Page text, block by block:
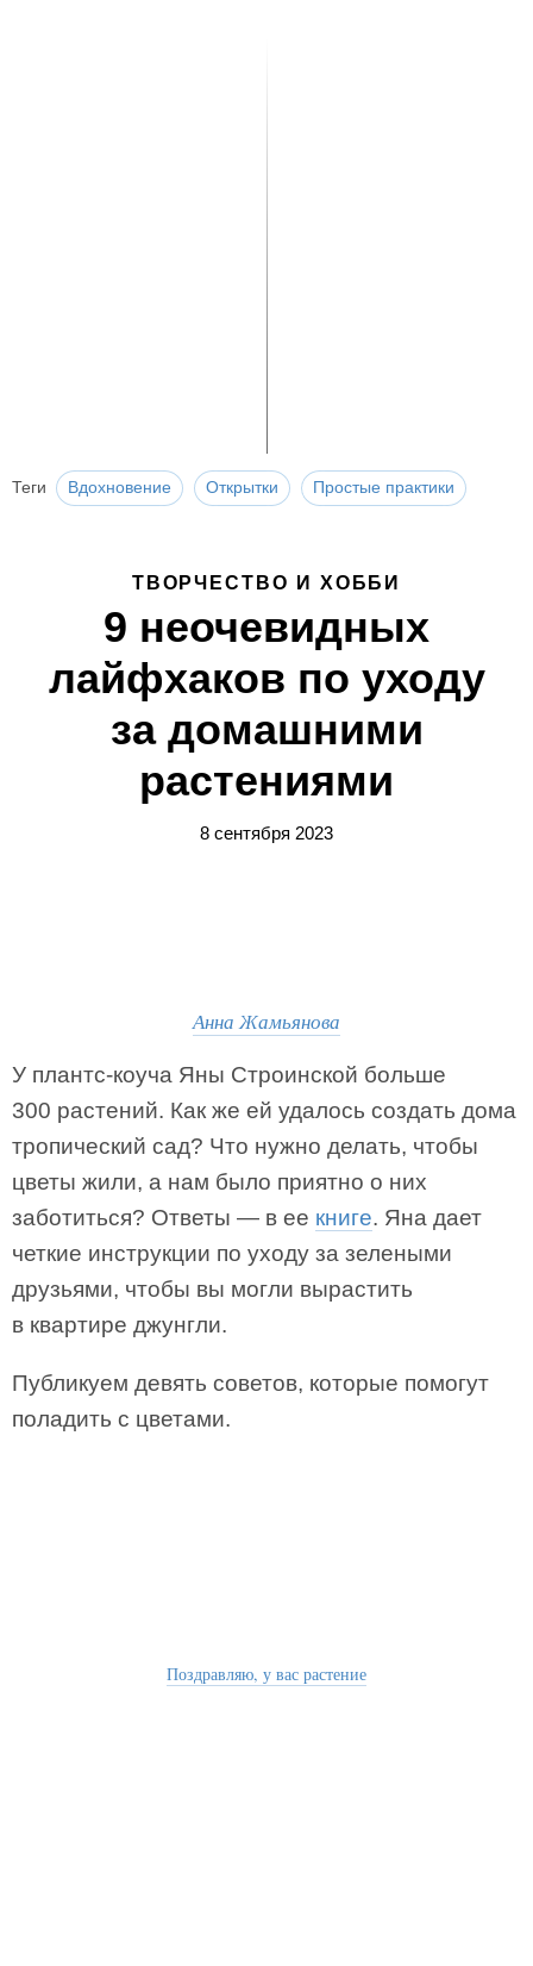
Теги Вдохновение Открытки Простые практики
ТВОРЧЕСТВО И ХОББИ
9 неочевидных
лайфхаков по уходу
за домашними
растениями
8 сентября 2023
Анна Жамьянова
У плантс-коуча Яны Строинской больше
300 растений. Как же ей удалось создать дома
тропический сад? Что нужно делать, чтобы
цветы жили, а нам было приятно о них
заботиться? Ответы — в ее книге. Яна дает
четкие инструкции по уходу за зелеными
друзьями, чтобы вы могли вырастить
в квартире джунгли.
Публикуем девять советов, которые помогут
поладить с цветами.
Поздравляю, у вас растение